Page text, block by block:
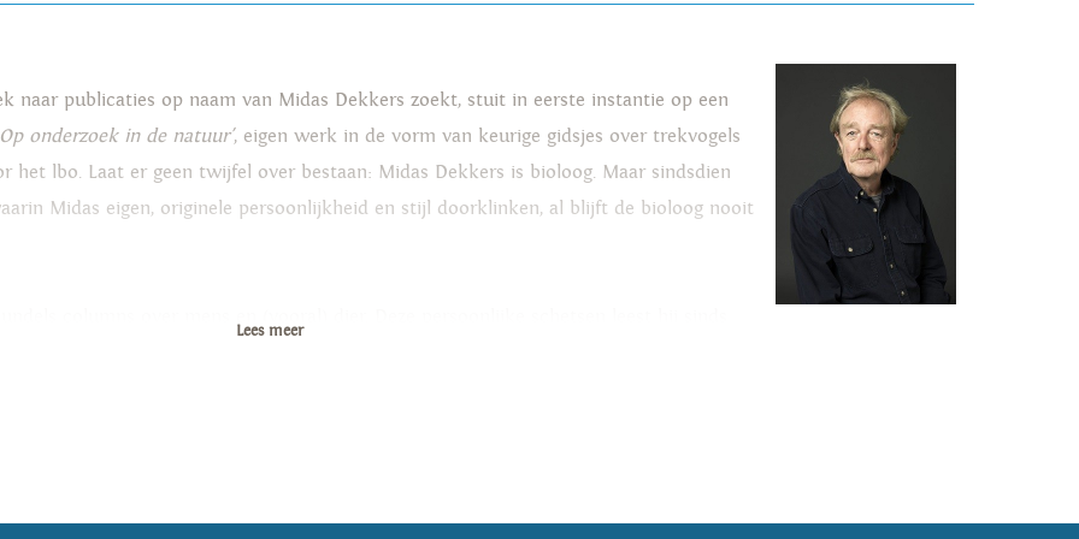
naar publicaties op naam van Midas Dekkers zoekt, stuit in eerste instantie op een
Op onderzoek in de natuur', eigen werk in de vorm van keurige gidsjes over trekvogels
het lbo. Laat er geen twijfel over bestaan: Midas Dekkers is bioloog. Maar sindsdien
Midas eigen, originele persoonlijkheid en stijl doorklinken, al blijft de bioloog nooit
Lees meer